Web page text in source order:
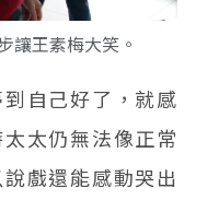
讓王素梅大笑。
自己好了，就感
太仍無法像正常
戲還能感動哭出